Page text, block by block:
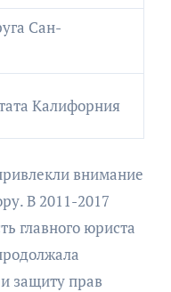
Сан-
Калифорния
внимание
В 2011-2017
главного юриста
защиту прав